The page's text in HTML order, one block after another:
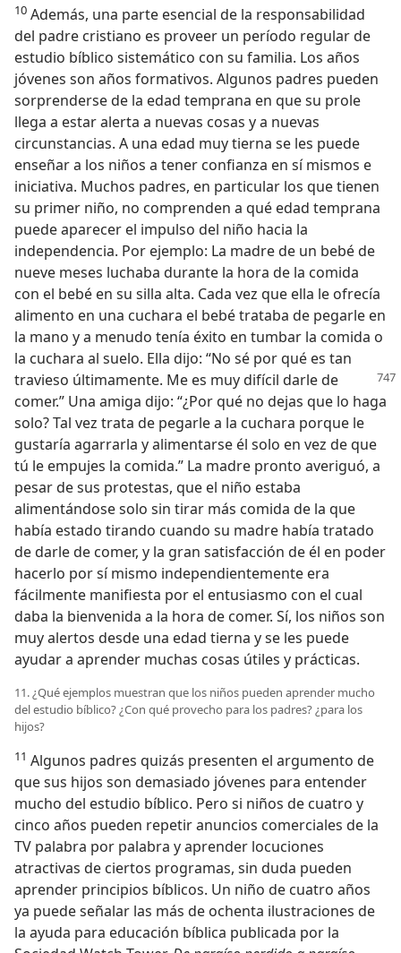
10 Además, una parte esencial de la responsabilidad
del padre cristiano es proveer un período regular de
estudio bíblico sistemático con su familia. Los años
jóvenes son años formativos. Algunos padres pueden
sorprenderse de la edad temprana en que su prole
llega a estar alerta a nuevas cosas y a nuevas
circunstancias. A una edad muy tierna se les puede
enseñar a los niños a tener confianza en sí mismos e
iniciativa. Muchos padres, en particular los que tienen
su primer niño, no comprenden a qué edad temprana
puede aparecer el impulso del niño hacia la
independencia. Por ejemplo: La madre de un bebé de
nueve meses luchaba durante la hora de la comida
con el bebé en su silla alta. Cada vez que ella le ofrecía
alimento en una cuchara el bebé trataba de pegarle en
la mano y a menudo tenía éxito en tumbar la comida o
la cuchara al suelo. Ella dijo: “No sé por qué es tan
travieso últimamente. Me es muy difícil darle de
comer.” Una amiga dijo: “¿Por qué no dejas que lo haga
solo? Tal vez trata de pegarle a la cuchara porque le
gustaría agarrarla y alimentarse él solo en vez de que
tú le empujes la comida.” La madre pronto averiguó, a
pesar de sus protestas, que el niño estaba
alimentándose solo sin tirar más comida de la que
había estado tirando cuando su madre había tratado
de darle de comer, y la gran satisfacción de él en poder
hacerlo por sí mismo independientemente era
fácilmente manifiesta por el entusiasmo con el cual
daba la bienvenida a la hora de comer. Sí, los niños son
muy alertos desde una edad tierna y se les puede
ayudar a aprender muchas cosas útiles y prácticas.
11. ¿Qué ejemplos muestran que los niños pueden aprender mucho
del estudio bíblico? ¿Con qué provecho para los padres? ¿para los
hijos?
11 Algunos padres quizás presenten el argumento de
que sus hijos son demasiado jóvenes para entender
mucho del estudio bíblico. Pero si niños de cuatro y
cinco años pueden repetir anuncios comerciales de la
TV palabra por palabra y aprender locuciones
atractivas de ciertos programas, sin duda pueden
aprender principios bíblicos. Un niño de cuatro años
ya puede señalar las más de ochenta ilustraciones de
la ayuda para educación bíblica publicada por la